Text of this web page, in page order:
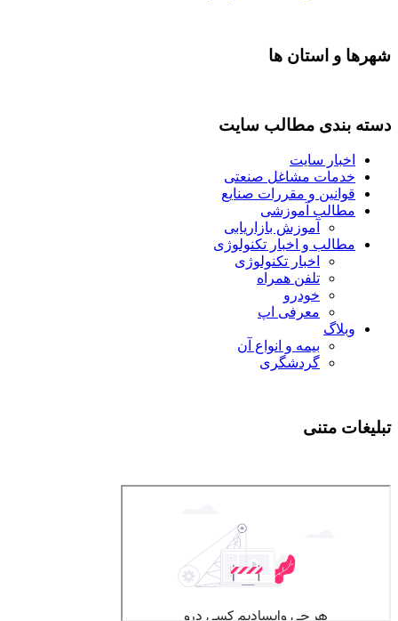
شهرها و استان ها
دسته بندی مطالب سایت
اخبار سایت
خدمات مشاغل صنعتی
قوانین و مقررات صنایع
مطالب آموزشی
آموزش بازاریابی
مطالب و اخبار تکنولوژی
اخبار تکنولوژی
تلفن همراه
خودرو
معرفی اپ
وبلاگ
بیمه و انواع آن
گردشگری
تبلیغات متنی